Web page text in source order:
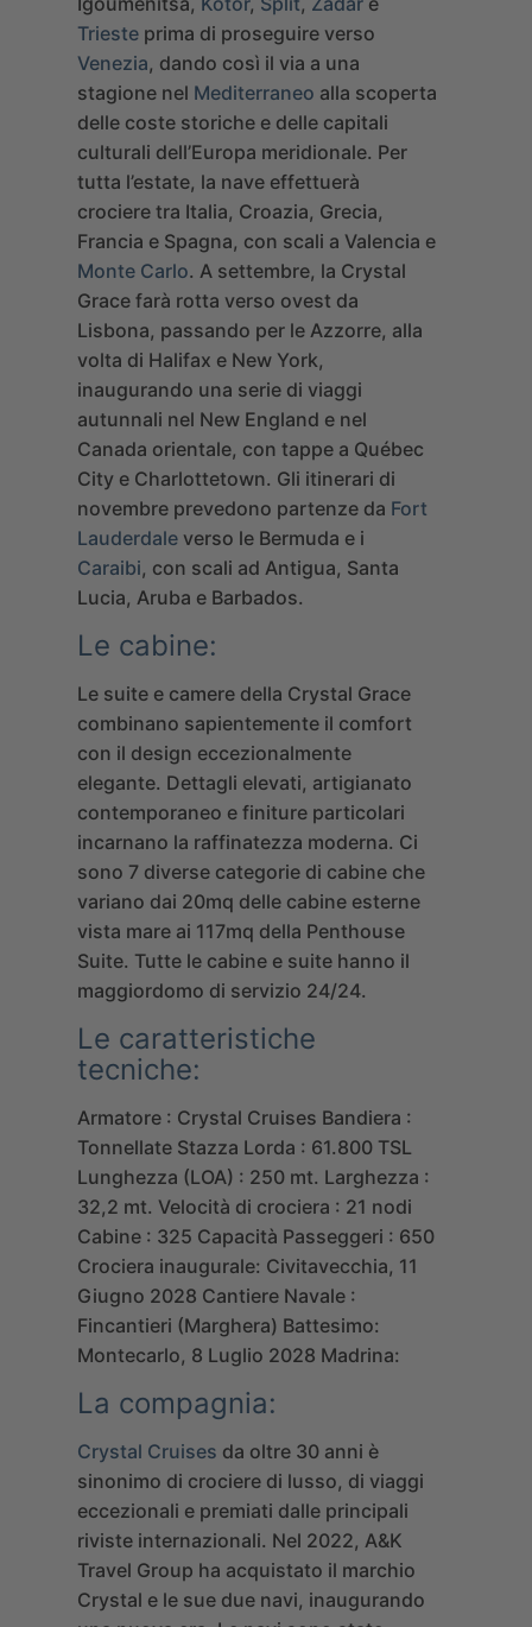
Trieste prima di proseguire verso
Venezia, dando così il via a una
stagione nel Mediterraneo alla scoperta
delle coste storiche e delle capitali
culturali dell’Europa meridionale. Per
tutta l’estate, la nave effettuerà
crociere tra Italia, Croazia, Grecia,
Francia e Spagna, con scali a Valencia e
Monte Carlo. A settembre, la Crystal
Grace farà rotta verso ovest da
Lisbona, passando per le Azzorre, alla
volta di Halifax e New York,
inaugurando una serie di viaggi
autunnali nel New England e nel
Canada orientale, con tappe a Québec
City e Charlottetown. Gli itinerari di
novembre prevedono partenze da Fort
Lauderdale verso le Bermuda e i
Caraibi, con scali ad Antigua, Santa
Lucia, Aruba e Barbados.
Le cabine:
Le suite e camere della Crystal Grace
combinano sapientemente il comfort
con il design eccezionalmente
elegante. Dettagli elevati, artigianato
contemporaneo e finiture particolari
incarnano la raffinatezza moderna. Ci
sono 7 diverse categorie di cabine che
variano dai 20mq delle cabine esterne
vista mare ai 117mq della Penthouse
Suite. Tutte le cabine e suite hanno il
maggiordomo di servizio 24/24.
Le caratteristiche
tecniche:
Armatore : Crystal Cruises Bandiera :
Tonnellate Stazza Lorda : 61.800 TSL
Lunghezza (LOA) : 250 mt. Larghezza :
32,2 mt. Velocità di crociera : 21 nodi
Cabine : 325 Capacità Passeggeri : 650
Crociera inaugurale: Civitavecchia, 11
Giugno 2028 Cantiere Navale :
Fincantieri (Marghera) Battesimo:
Montecarlo, 8 Luglio 2028 Madrina:
La compagnia:
Crystal Cruises da oltre 30 anni è
sinonimo di crociere di lusso, di viaggi
eccezionali e premiati dalle principali
riviste internazionali. Nel 2022, A&K
Travel Group ha acquistato il marchio
Crystal e le sue due navi, inaugurando